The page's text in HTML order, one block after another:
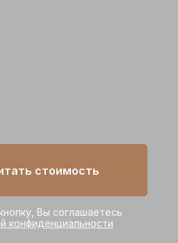
стоимость
Вы соглашаетесь
конфиденциальности